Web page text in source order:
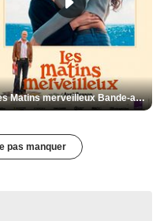
Les Matins merveilleux Bande-annonce VF
pas manquer